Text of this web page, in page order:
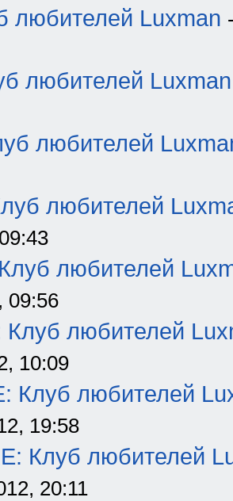
любителей Luxman
любителей Luxman
любителей
любителей
любителей
09:56
Клуб любителей
10:09
Клуб любителей
19:58
Клуб любителей
20:11